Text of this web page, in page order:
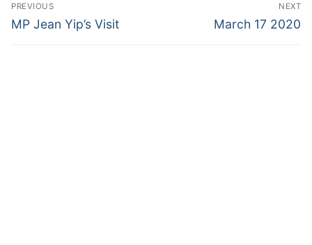
PREVIOUS
MP Jean Yip’s Visit
NEXT
March 17 2020